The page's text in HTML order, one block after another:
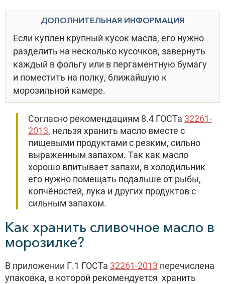
ДОПОЛНИТЕЛЬНАЯ ИНФОРМАЦИЯ
Если куплен крупный кусок масла, его нужно
разделить на несколько кусочков, завернуть
каждый в фольгу или в пергаментную бумагу
и поместить на полку, ближайшую к
морозильной камере.
Согласно рекомендациям 8.4 ГОСТа 32261-
2013, нельзя хранить масло вместе с
пищевыми продуктами с резким, сильно
выраженным запахом. Так как масло
хорошо впитывает запахи, в холодильник
его нужно помещать подальше от рыбы,
копчёностей, лука и других продуктов с
сильным запахом.
Как хранить сливочное масло в
морозилке?
В приложении Г.1 ГОСТа 32261-2013 перечислена
упаковка, в которой рекомендуется хранить